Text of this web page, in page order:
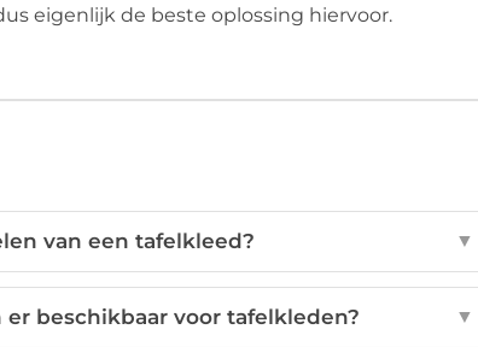
eigenlijk de beste oplossing hiervoor.
van een tafelkleed? ▼
beschikbaar voor tafelkleden? ▼